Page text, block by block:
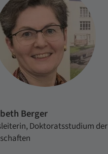
Berger
Doktoratsstudium der